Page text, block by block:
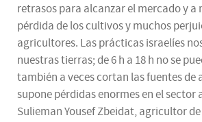
retrasos para alcanzar el mercado y a
pérdida de los cultivos y muchos
agricultores. Las prácticas israelíes
nuestras tierras; de 6 h a 18 h no se
también a veces cortan las fuentes de
supone pérdidas enormes en el sector
Sulieman Yousef Zbeidat, agricultor